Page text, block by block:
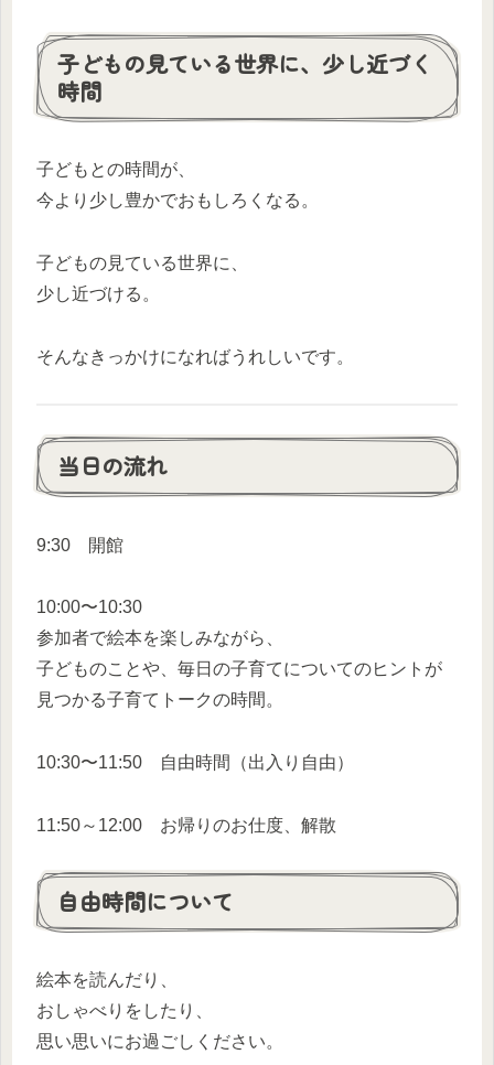
子どもの見ている世界に、少し近づく
時間
子どもとの時間が、
今より少し豊かでおもしろくなる。
子どもの見ている世界に、
少し近づける。
そんなきっかけになればうれしいです。
当日の流れ
9:30 開館
10:00〜10:30
参加者で絵本を楽しみながら、
子どものことや、毎日の子育てについてのヒントが
見つかる子育てトークの時間。
10:30〜11:50 自由時間（出入り自由）
11:50～12:00 お帰りのお仕度、解散
自由時間について
絵本を読んだり、
おしゃべりをしたり、
思い思いにお過ごしください。